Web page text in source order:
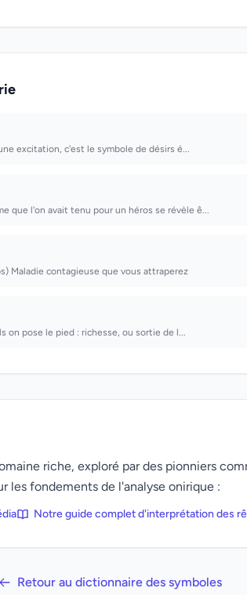
excitation, c'est le symbole de désirs é...
que l'on avait tenu pour un héros se révèle ê...
Maladie contagieuse que vous attraperez
on pose le pied : richesse, ou sortie de l...
riche, exploré par des pionniers
les fondements de l'analyse onirique :
Notre guide complet d'interprétation des
Retour au dictionnaire des symboles